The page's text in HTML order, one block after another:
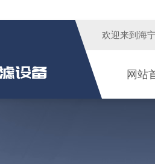
欢迎来到 海
网站